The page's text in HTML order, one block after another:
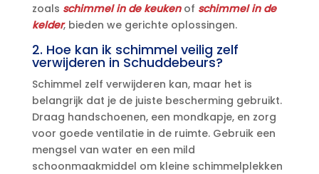
zoals schimmel in de keukenof schimmel in de
kelder, bieden we gerichte oplossingen.​
2.​ Hoe kan ik schimmel veilig zelf
verwijderen in Schuddebeurs?
Schimmel zelf verwijderen kan, maar het is
belangrijk dat je de juiste bescherming gebruikt.​
Draag handschoenen, een mondkapje, en zorg
voor goede ventilatie in de ruimte.​ Gebruik een
mengsel van water en een mild
schoonmaakmiddel om kleine schimmelplekken